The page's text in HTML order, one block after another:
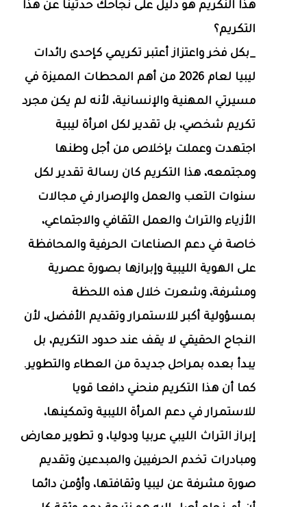
هذا النكريم هو دليل على نجاحك حدثينا عن هذا
التكريم؟
_بكل فخر واعتزاز أعتبر تكريمي كإحدى رائدات
ليبيا لعام 2026 من أهم المحطات المميزة في
مسيرتي المهنية والإنسانية، لأنه لم يكن مجرد
تكريم شخصي، بل تقدير لكل امرأة ليبية
اجتهدت وعملت بإخلاص من أجل وطنها
ومجتمعه، هذا التكريم كان رسالة تقدير لكل
سنوات التعب والعمل والإصرار في مجالات
الأزياء والتراث والعمل الثقافي والاجتماعي،
خاصة في دعم الصناعات الحرفية والمحافظة
على الهوية الليبية وإبرازها بصورة عصرية
ومشرفة، وشعرت خلال هذه اللحظة
بمسؤولية أكبر للاستمرار وتقديم الأفضل، لأن
النجاح الحقيقي لا يقف عند حدود التكريم، بل
يبدأ بعده بمراحل جديدة من العطاء والتطوير.
كما أن هذا التكريم منحني دافعا قويا
للاستمرار في دعم المرأة الليبية وتمكينها،
إبراز التراث الليبي عربيا ودوليا، و تطوير معارض
ومبادرات تخدم الحرفيين والمبدعين وتقديم
صورة مشرفة عن ليبيا وثقافتها، وأؤمن دائما